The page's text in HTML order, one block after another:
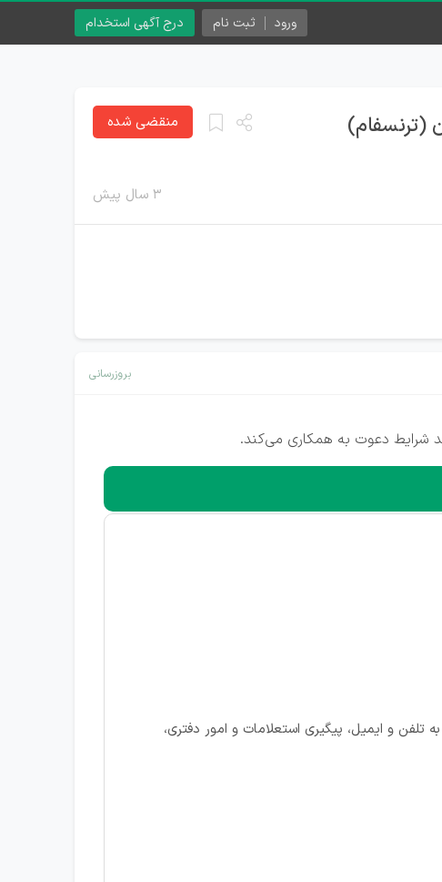
درج آگهی استخدام ورود ثبت نام
۳ سال پیش
منقضی شده
بروزرسانی
و ایمیل، پیگیری استعلامات و امور دفتری،